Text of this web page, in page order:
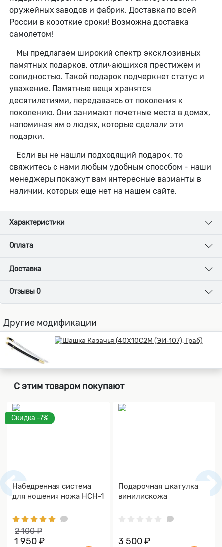
оружейных заводов и фабрик. Доставка по всей
России в короткие сроки! Возможна доставка
самолетом!
Мы предлагаем широкий спектр эксклюзивных
памятных подарков, отличающихся престижем и
солидностью. Такой подарок подчеркнет статус и
уважение. Памятные вещи хранятся
десятилетиями, передаваясь от поколения к
поколению. Они занимают почетные места в домах,
напоминая им о людях, которые сделали эти
подарки.
Если вы не нашли подходящий подарок, то
свяжитесь с нами любым удобным способом - наши
менеджеры покажут вам интересные варианты в
наличии, которых еще нет на нашем сайте.
Характеристики
Оплата
Доставка
Отзывы 0
Другие модификации
С этим товаром покупают
Скидка -7%
Набедренная система
для ношения ножа НСН-1
2 100 ₽
1 950 ₽
Подарочная шкатулка
винилискожа
3 500 ₽